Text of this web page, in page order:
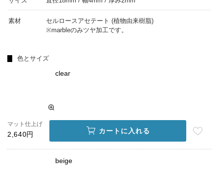
素材
セルロースアセテート (植物由来樹脂)
※marbleのみツヤ加工です。
色とサイズ
clear
マット仕上げ
2,640円 カートに入れる
beige